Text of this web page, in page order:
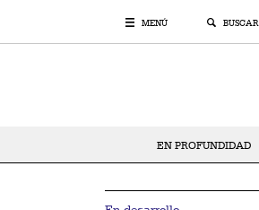
MENÚ BUSCAR
EN PROFUNDIDAD